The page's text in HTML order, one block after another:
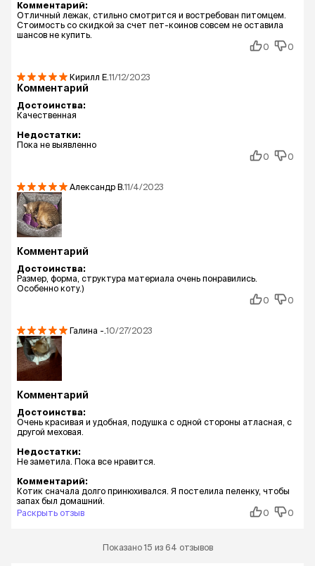
Комментарий:
Отличный лежак, стильно смотрится и востребован питомцем.
Стоимость со скидкой за счет пет-коинов совсем не оставила
шансов не купить.
0
0
Кирилл Е.11/12/2023
Комментарий
Достоинства:
Качественная
Недостатки:
Пока не выявленно
0
0
Александр В.11/4/2023
Комментарий
Достоинства:
Размер, форма, структура материала очень понравились.
Особенно коту.)
0
0
Галина -.10/27/2023
Комментарий
Достоинства:
Очень красивая и удобная, подушка с одной стороны атласная, с
другой меховая.
Недостатки:
Не заметила. Пока все нравится.
Комментарий:
Котик сначала долго принюхивался. Я постелила пеленку, чтобы
запах был домашний.
Раскрыть отзыв
0 0
Показано 15 из 64 отзывов